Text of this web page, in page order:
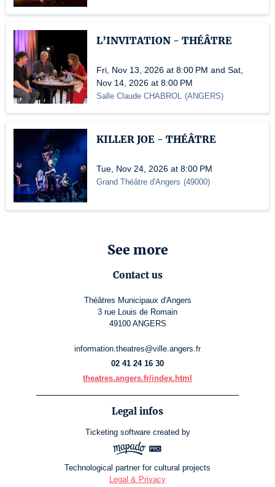
L’INVITATION - THÉÂTRE
Fri, Nov 13, 2026 at 8:00 PM and Sat,
Nov 14, 2026 at 8:00 PM
Salle Claude CHABROL (ANGERS)
KILLER JOE - THÉÂTRE
Tue, Nov 24, 2026 at 8:00 PM
Grand Théâtre d'Angers (49000)
See more
Contact us
Théâtres Municipaux d'Angers
3 rue Louis de Romain
49100 ANGERS
information.theatres@ville.angers.fr
02 41 24 16 30
theatres.angers.fr/index.html
Legal infos
Ticketing software created by
Technological partner for cultural projects
Legal & Privacy